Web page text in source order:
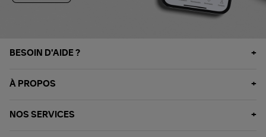
BESOIN D'AIDE ?
À PROPOS
NOS SERVICES